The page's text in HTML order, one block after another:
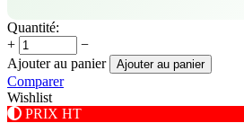
Quantité:
+
−
Ajouter au panier
Ajouter au panier
Comparer
Wishlist
PRIX HT